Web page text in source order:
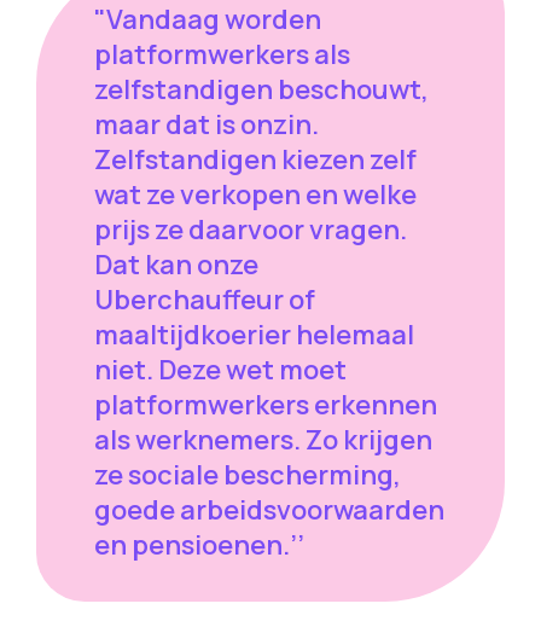
"Vandaag worden
platformwerkers als
zelfstandigen beschouwt,
maar dat is onzin.
Zelfstandigen kiezen zelf
wat ze verkopen en welke
prijs ze daarvoor vragen.
Dat kan onze
Uberchauffeur of
maaltijdkoerier helemaal
niet. Deze wet moet
platformwerkers erkennen
als werknemers. Zo krijgen
ze sociale bescherming,
goede arbeidsvoorwaarden
en pensioenen.’’